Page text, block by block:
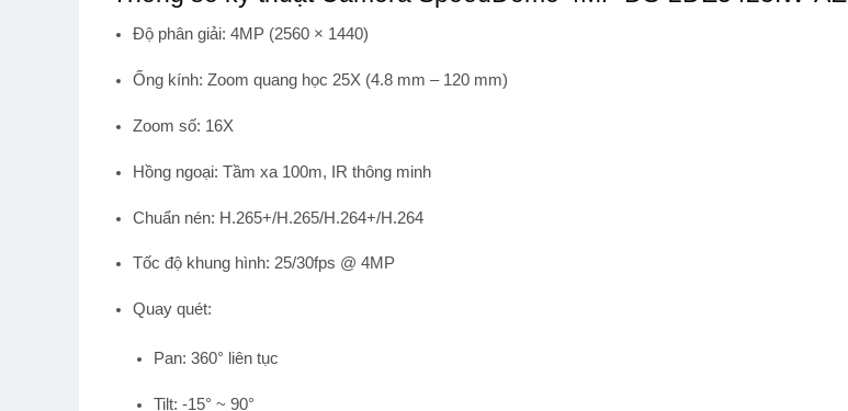
Độ phân giải: 4MP (2560 × 1440)
Ống kính: Zoom quang học 25X (4.8 mm – 120 mm)
Zoom số: 16X
Hồng ngoại: Tầm xa 100m, IR thông minh
Chuẩn nén: H.265+/H.265/H.264+/H.264
Tốc độ khung hình: 25/30fps @ 4MP
Quay quét:
Pan: 360° liên tục
Tilt: -15° ~ 90°